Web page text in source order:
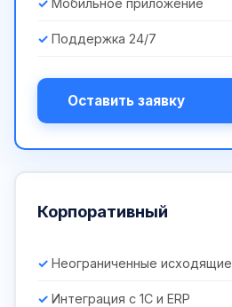
Поддержка 24/7
Оставить заявку
Корпоративный
Неограниченные исходящие
Интеграция с 1С и ERP